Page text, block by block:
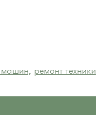
машин, ремонт техники